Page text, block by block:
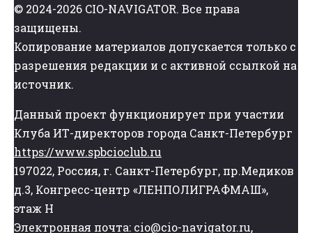
© 2024-2026 CIO-NAVIGATOR. Все права
защищены.
Копирование материалов допускается только с
разрешения редакции и с активной ссылкой на
источник.
Данный проект функционирует при участии
Клуба ИТ-директоров города Санкт-Петербург
https://www.spbcioclub.ru
197022, Россия, г. Санкт-Петербург, пр.Медиков
д.3, Конгресс-центр «ЛЕНПОЛИГРАФМАШ»,
этаж Н
Электронная почта: cio@cio-navigator.ru,